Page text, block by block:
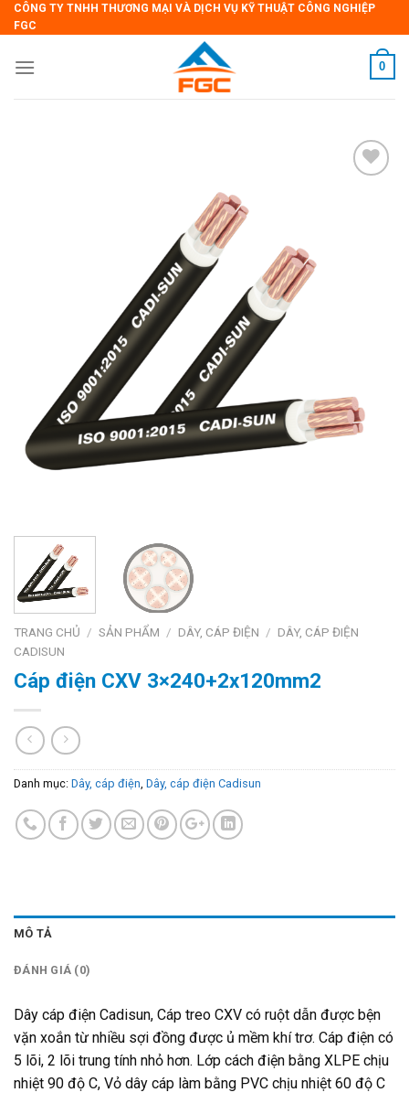
Skip
to
content
CÔNG TY TNHH THƯƠNG MẠI VÀ DỊCH VỤ KỸ THUẬT CÔNG NGHIỆP
FGC
0
TRANG CHỦ / SẢN PHẨM / DÂY, CÁP ĐIỆN / DÂY, CÁP ĐIỆN
CADISUN
Cáp điện CXV 3×240+2x120mm2
Danh mục: Dây, cáp điện, Dây, cáp điện Cadisun
MÔ TẢ
ĐÁNH GIÁ (0)
Dây cáp điện Cadisun, Cáp treo CXV có ruột dẫn được bện
vặn xoắn từ nhiều sợi đồng được ủ mềm khí trơ. Cáp điện có
5 lõi, 2 lõi trung tính nhỏ hơn. Lớp cách điện bằng XLPE chịu
nhiệt 90 độ C, Vỏ dây cáp làm bằng PVC chịu nhiệt 60 độ C